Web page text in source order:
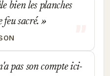
bien les planches
feu sacré.
pas son compte ici-